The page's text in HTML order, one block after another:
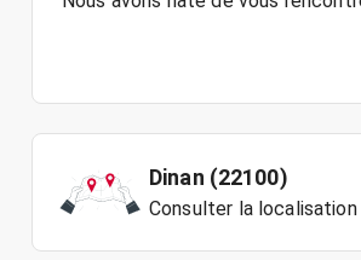
Dinan (22100)
Consulter la